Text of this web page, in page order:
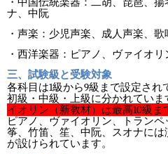
ナ、中阮
・声楽：少児声楽、成人声楽、歌
・西洋楽器：ピアノ、ヴァイオ
三、試験級と受験対象
各科目は1級から9級まで設定され
初級・中級・上級に分かれていま
イオリン（新教材）は最高10級ま
ピアノ、ヴァイオリン、トラン
筝、竹笛、笙、中阮、スオナに
が設けられています。